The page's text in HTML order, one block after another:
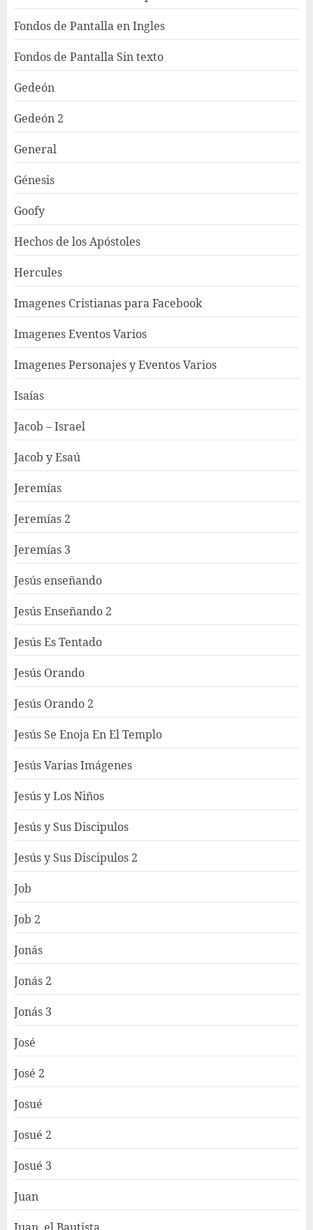
Fondos de Pantalla en Ingles
Fondos de Pantalla Sin texto
Gedeón
Gedeón 2
General
Génesis
Goofy
Hechos de los Apóstoles
Hercules
Imagenes Cristianas para Facebook
Imagenes Eventos Varios
Imagenes Personajes y Eventos Varios
Isaías
Jacob – Israel
Jacob y Esaú
Jeremías
Jeremías 2
Jeremías 3
Jesús enseñando
Jesús Enseñando 2
Jesús Es Tentado
Jesús Orando
Jesús Orando 2
Jesús Se Enoja En El Templo
Jesús Varias Imágenes
Jesús y Los Niños
Jesús y Sus Discipulos
Jesús y Sus Discipulos 2
Job
Job 2
Jonás
Jonás 2
Jonás 3
José
José 2
Josué
Josué 2
Josué 3
Juan